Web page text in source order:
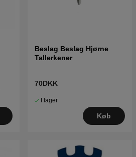
Beslag Beslag Hjørne
Tallerkener
70DKK
I lager
Køb